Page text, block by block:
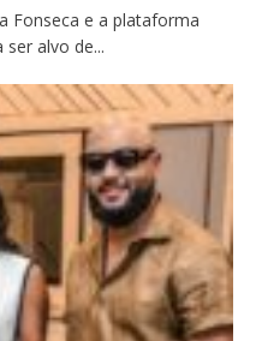
Fonseca e a plataforma
alvo de...